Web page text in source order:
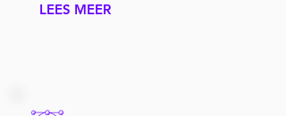
LEES MEER